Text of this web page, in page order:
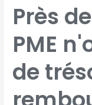
Près
PME
de
PRÈS
DE
20%
DES
PME
N'ONT
PAS
ASSEZ
TRÉSORERIE
POUR
REMBOURSER
LEURS
FISCALES
ET